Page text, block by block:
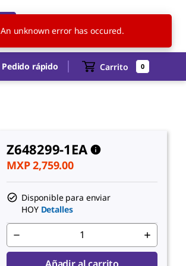
MX ES
Pedido rápido Carrito 0
Z648299-1EA
MXP 2,759.00
Disponible para enviar
HOY Detalles
An unknown error has occured.